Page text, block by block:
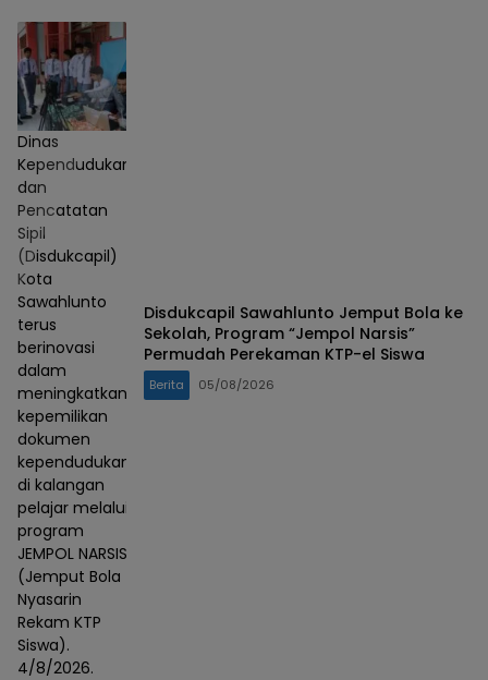
Dinas
Kependudukan
dan
Pencatatan
Sipil
(Disdukcapil)
Kota
Sawahlunto
terus
berinovasi
dalam
meningkatkan
kepemilikan
dokumen
kependudukan
di kalangan
pelajar melalui
program
JEMPOL NARSIS
(Jemput Bola
Nyasarin
Rekam KTP
Siswa).
4/8/2026.
Disdukcapil Sawahlunto Jemput Bola ke
Sekolah, Program “Jempol Narsis”
Permudah Perekaman KTP-el Siswa
Berita 05/08/2026